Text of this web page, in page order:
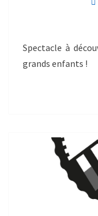
Spectacle à
grands enfants !